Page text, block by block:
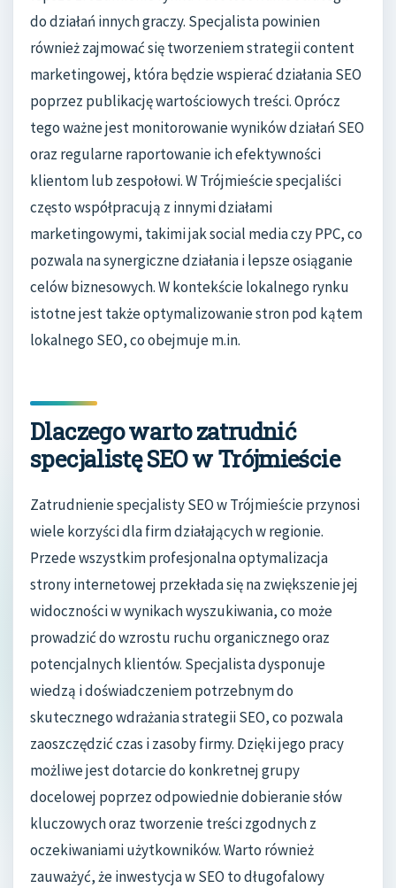
do działań innych graczy. Specjalista powinien
również zajmować się tworzeniem strategii content
marketingowej, która będzie wspierać działania SEO
poprzez publikację wartościowych treści. Oprócz
tego ważne jest monitorowanie wyników działań SEO
oraz regularne raportowanie ich efektywności
klientom lub zespołowi. W Trójmieście specjaliści
często współpracują z innymi działami
marketingowymi, takimi jak social media czy PPC, co
pozwala na synergiczne działania i lepsze osiąganie
celów biznesowych. W kontekście lokalnego rynku
istotne jest także optymalizowanie stron pod kątem
lokalnego SEO, co obejmuje m.in.
Dlaczego warto zatrudnić
specjalistę SEO w Trójmieście
Zatrudnienie specjalisty SEO w Trójmieście przynosi
wiele korzyści dla firm działających w regionie.
Przede wszystkim profesjonalna optymalizacja
strony internetowej przekłada się na zwiększenie jej
widoczności w wynikach wyszukiwania, co może
prowadzić do wzrostu ruchu organicznego oraz
potencjalnych klientów. Specjalista dysponuje
wiedzą i doświadczeniem potrzebnym do
skutecznego wdrażania strategii SEO, co pozwala
zaoszczędzić czas i zasoby firmy. Dzięki jego pracy
możliwe jest dotarcie do konkretnej grupy
docelowej poprzez odpowiednie dobieranie słów
kluczowych oraz tworzenie treści zgodnych z
oczekiwaniami użytkowników. Warto również
zauważyć, że inwestycja w SEO to długofalowy